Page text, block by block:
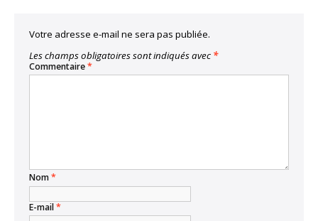
Votre adresse e-mail ne sera pas publiée.
Les champs obligatoires sont indiqués avec *
Commentaire*
Nom*
E-mail*